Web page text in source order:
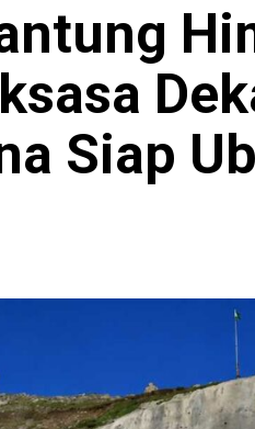
Siap